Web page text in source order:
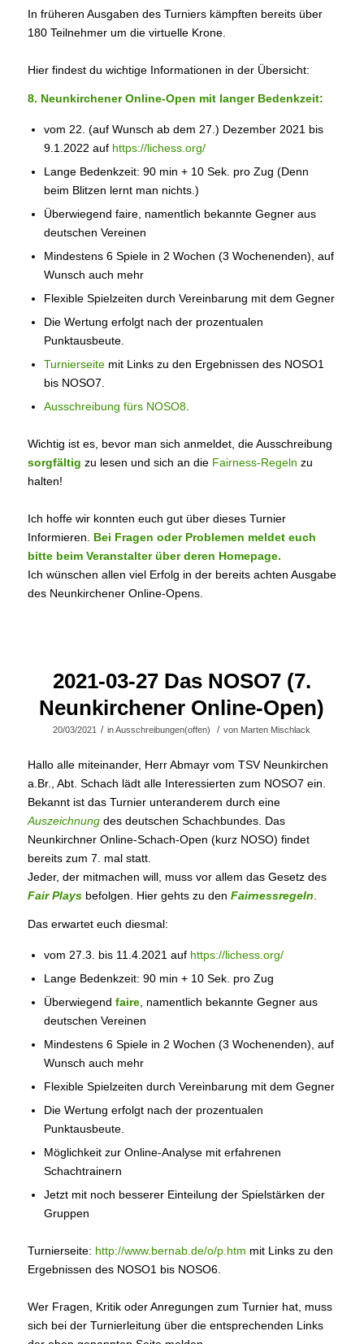
In früheren Ausgaben des Turniers kämpften bereits über
180 Teilnehmer um die virtuelle Krone.
Hier findest du wichtige Informationen in der Übersicht:
8. Neunkirchener Online-Open mit langer Bedenkzeit:
vom 22. (auf Wunsch ab dem 27.) Dezember 2021 bis
9.1.2022 auf https://lichess.org/
Lange Bedenkzeit: 90 min + 10 Sek. pro Zug (Denn
beim Blitzen lernt man nichts.)
Überwiegend faire, namentlich bekannte Gegner aus
deutschen Vereinen
Mindestens 6 Spiele in 2 Wochen (3 Wochenenden), auf
Wunsch auch mehr
Flexible Spielzeiten durch Vereinbarung mit dem Gegner
Die Wertung erfolgt nach der prozentualen
Punktausbeute.
Turnierseite mit Links zu den Ergebnissen des NOSO1
bis NOSO7.
Ausschreibung fürs NOSO8
Wichtig ist es, bevor man sich anmeldet, die Ausschreibung
sorgfältig zu lesen und sich an die Fairness-Regeln zu
halten!
Ich hoffe wir konnten euch gut über dieses Turnier
Informieren. Bei Fragen oder Problemen meldet euch
bitte beim Veranstalter über deren Homepage.
Ich wünschen allen viel Erfolg in der bereits achten Ausgabe
des Neunkirchener Online-Opens.
2021-03-27 Das NOSO7 (7.
Neunkirchener Online-Open)
20/03/2021 / inAusschreibungen(offen) / von Marten Mischlack
Hallo alle miteinander, Herr Abmayr vom TSV Neunkirchen
a.Br., Abt. Schach lädt alle Interessierten zum NOSO7 ein.
Bekannt ist das Turnier unteranderem durch eine
Auszeichnungdes deutschen Schachbundes. Das
Neunkirchner Online-Schach-Open (kurz NOSO) findet
bereits zum 7. mal statt.
Jeder, der mitmachen will, muss vor allem das Gesetz des
Fair Playsbefolgen. Hier gehts zu den Fairnessregeln.
Das erwartet euch diesmal:
vom 27.3. bis 11.4.2021 auf https://lichess.org/
Lange Bedenkzeit: 90 min + 10 Sek. pro Zug
Überwiegendfaire , namentlich bekannte Gegner aus
deutschen Vereinen
Mindestens 6 Spiele in 2 Wochen (3 Wochenenden), auf
Wunsch auch mehr
Flexible Spielzeiten durch Vereinbarung mit dem Gegner
Die Wertung erfolgt nach der prozentualen
Punktausbeute.
Möglichkeit zur Online-Analyse mit erfahrenen
Schachtrainern
Jetzt mit noch besserer Einteilung der Spielstärken der
Gruppen
Turnierseite: http://www.bernab.de/o/p.htm mit Links zu den
Ergebnissen des NOSO1 bis NOSO6.
Wer Fragen, Kritik oder Anregungen zum Turnier hat, muss
sich bei der Turnierleitung über die entsprechenden Links